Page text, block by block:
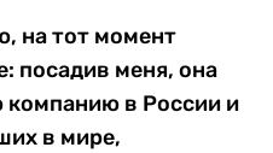
на тот момент
посадив меня, она
в России и
в мире,